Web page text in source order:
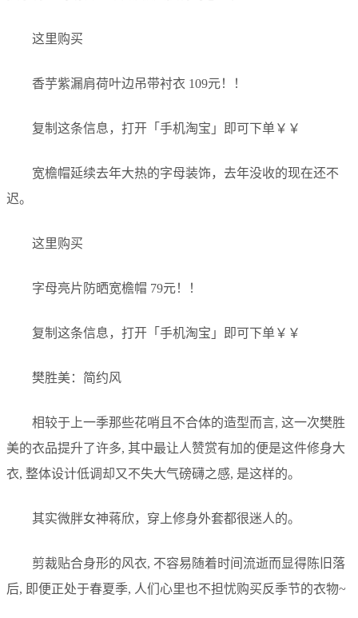
这里购买
香芋紫漏肩荷叶边吊带衬衣 109元！！
复制这条信息，打开「手机淘宝」即可下单￥￥
宽檐帽延续去年大热的字母装饰，去年没收的现在还不
迟。
这里购买
字母亮片防晒宽檐帽 79元！！
复制这条信息，打开「手机淘宝」即可下单￥￥
樊胜美：简约风
相较于上一季那些花哨且不合体的造型而言, 这一次樊胜
美的衣品提升了许多, 其中最让人赞赏有加的便是这件修身大
衣, 整体设计低调却又不失大气磅礴之感, 是这样的。
其实微胖女神蒋欣，穿上修身外套都很迷人的。
剪裁贴合身形的风衣, 不容易随着时间流逝而显得陈旧落
后, 即便正处于春夏季, 人们心里也不担忧购买反季节的衣物~